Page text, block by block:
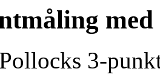
med
3-